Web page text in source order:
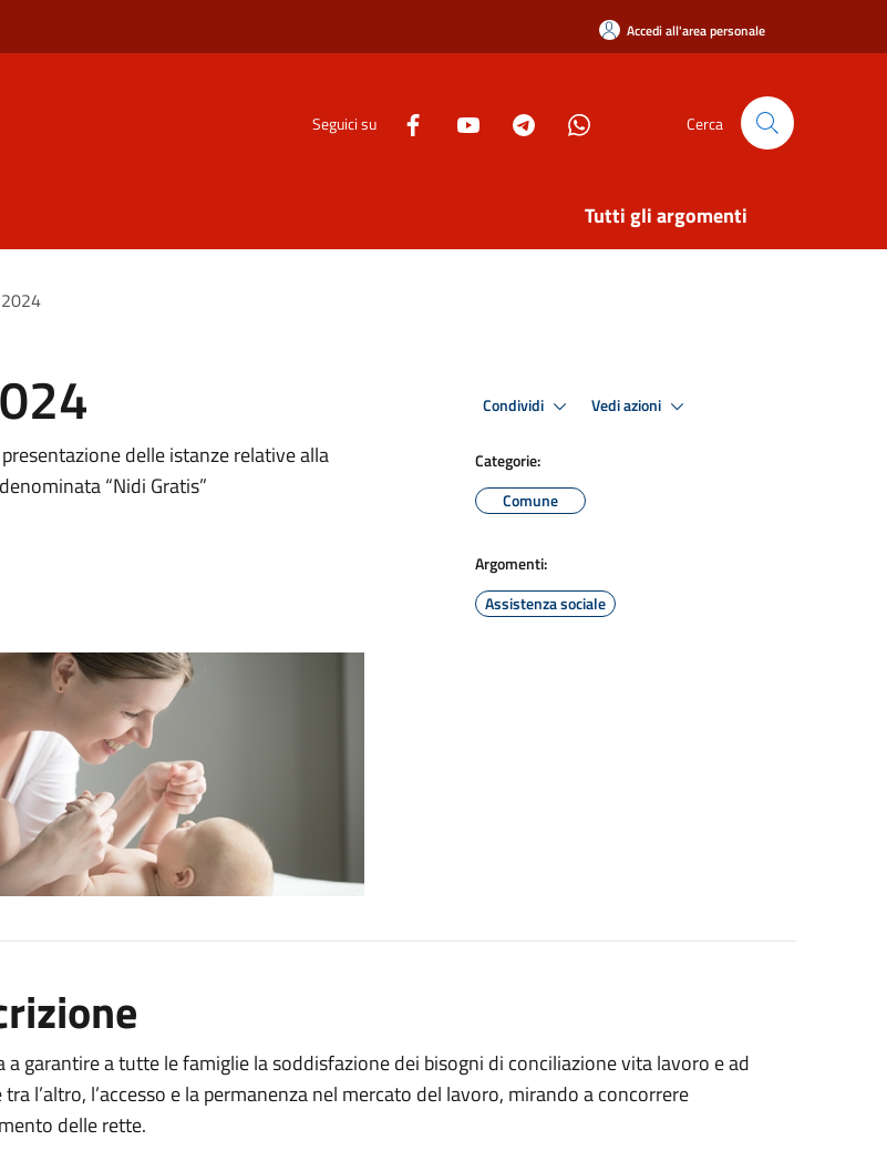
Accedi all'area personale
Seguici su Cerca
Tutti gli argomenti
delle istanze relative alla
“Nidi Gratis”
Condividi Vedi azioni
Categorie:
Comune
Argomenti:
Assistenza sociale
a garantire a tutte le famiglie la soddisfazione dei bisogni di conciliazione vita lavoro e ad
l’altro, l’accesso e la permanenza nel mercato del lavoro, mirando a concorrere
delle rette.